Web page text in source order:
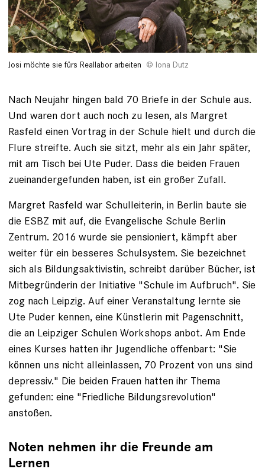
Josi möchte sie fürs Reallabor arbeiten Iona Dutz
Nach Neujahr hingen bald 70 Briefe in der Schule aus.
Und ­waren dort auch noch zu lesen, als ­Margret
Rasfeld einen Vortrag in der ­Schule hielt und durch die
Flure streifte. Auch sie sitzt, mehr als ein Jahr später,
mit am Tisch bei Ute Puder. Dass die beiden Frauen
zueinandergefunden haben, ist ein großer Zufall.
Margret Rasfeld war ­Schulleiterin, in Berlin baute sie
die ESBZ mit auf, die Evangelische Schule Berlin
Zentrum. 2016 wurde sie pensioniert, kämpft aber
weiter für ein besseres Schul­system. Sie bezeichnet
sich als Bildungsaktivistin, schreibt darüber Bücher, ist
Mitbegründerin der Initiative "Schule im Aufbruch". Sie
zog nach Leipzig. Auf ­einer Veranstaltung lernte sie
Ute Puder kennen, eine Künstlerin mit Pagenschnitt,
die an ­Leipziger Schulen Workshops anbot. Am Ende
eines Kurses hatten ihr Jugendliche ­offenbart: "Sie
können uns nicht alleinlassen, 70 Prozent von uns sind
­depressiv." Die beiden Frauen hatten ihr Thema
gefunden: eine "Friedliche ­Bildungsrevolution"
anstoßen.
Noten nehmen ihr die Freunde am
Lernen